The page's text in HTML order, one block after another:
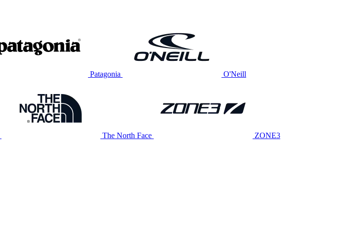
Patagonia O'Neill
The North Face ZONE3